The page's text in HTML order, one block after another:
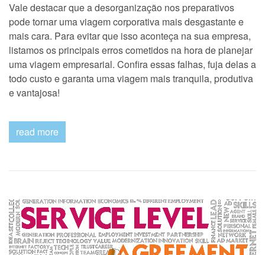
Vale destacar que a desorganização nos preparativos
pode tornar uma viagem corporativa mais desgastante e
mais cara. Para evitar que isso aconteça na sua empresa,
listamos os principais erros cometidos na hora de planejar
uma viagem empresarial. Confira essas falhas, fuja delas a
todo custo e garanta uma viagem mais tranquila, produtiva
e vantajosa!
read more